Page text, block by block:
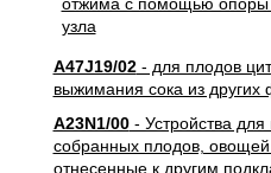
A47J19/02- для плодов
выжимания сока из других
A23N1/00- Устройства для
собранных плодов,
отнесенные к другим